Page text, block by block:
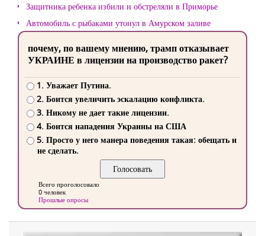
Защитника ребенка избили и обстреляли в Приморье
Автомобиль с рыбаками утонул в Амурском заливе
почему, по вашему мнению, трамп отказывает
УКРАИНЕ в лицензии на производство ракет?
1. Уважает Путина.
2. Боится увеличить эскалацию конфликта.
3. Никому не дает такие лицензии.
4. Боится нападения Украины на США
5. Просто у него манера поведения такая: обещать и
не сделать.
Всего проголосовало
0 человек
Прошлые опросы